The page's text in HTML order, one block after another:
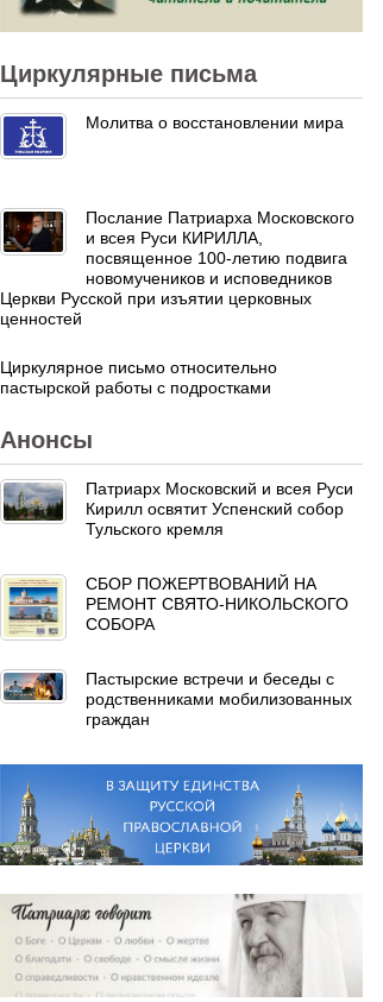
Циркулярные письма
Молитва о восстановлении мира
Послание Патриарха Московского
и всея Руси КИРИЛЛА,
посвященное 100-летию подвига
новомучеников и исповедников
Церкви Русской при изъятии церковных
ценностей
Циркулярное письмо относительно
пастырской работы с подростками
Анонсы
Патриарх Московский и всея Руси
Кирилл освятит Успенский собор
Тульского кремля
СБОР ПОЖЕРТВОВАНИЙ НА
РЕМОНТ СВЯТО-НИКОЛЬСКОГО
СОБОРА
Пастырские встречи и беседы с
родственниками мобилизованных
граждан